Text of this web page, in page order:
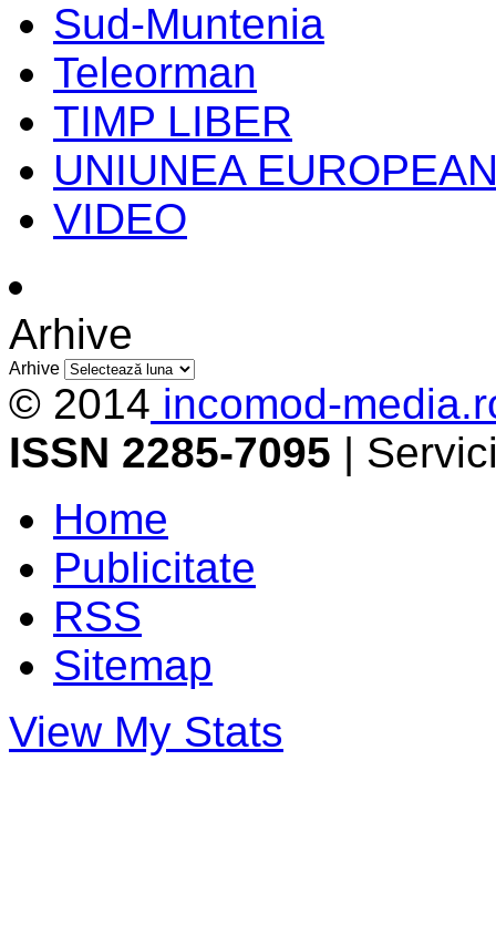
Sud-Muntenia
Teleorman
TIMP LIBER
UNIUNEA
VIDEO
Arhive
Arhive
© 2014 incomod-
ISSN 2285-7095 |
Home
Publicitate
RSS
Sitemap
View My Stats